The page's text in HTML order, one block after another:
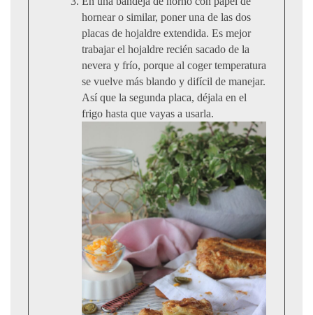
hornear o similar, poner una de las dos
placas de hojaldre extendida. Es mejor
trabajar el hojaldre recién sacado de la
nevera y frío, porque al coger temperatura
se vuelve más blando y difícil de manejar.
Así que la segunda placa, déjala en el
frigo hasta que vayas a usarla.